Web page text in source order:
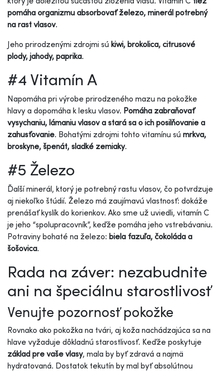
pomáha organizmu absorbovať železo, minerál potrebný
na rast vlasov.
Jeho prirodzenými zdrojmi sú kiwi, brokolica, citrusové
plody, jahody, paprika.
#4 Vitamín A
Napomáha pri výrobe prirodzeného mazu na pokožke
hlavy a dopomáha k lesku vlasov. Pomáha zabraňovať
vysychaniu, lámaniu vlasov a stará sa o ich posilňovanie a
zahusťovanie. Bohatými zdrojmi tohto vitamínu sú mrkva,
broskyne, špenát, sladké zemiaky.
#5 Železo
Ďalší minerál, ktorý je potrebný rastu vlasov, čo potvrdzuje
aj niekoľko štúdií. Železo má zaujímavú vlastnosť: dokáže
prenášať kyslík do korienkov. Ako sme už uviedli, vitamín C
je jeho “spolupracovník”, keďže pomáha jeho vstrebávaniu.
Potraviny bohaté na železo: biela fazuľa, čokoláda a
šošovica.
Rada na záver: nezabudnite
ani na špeciálnu starostlivosť
Venujte pozornosť pokožke
Rovnako ako pokožka na tvári, aj koža nachádzajúca sa na
hlave vyžaduje dôkladnú starostlivosť. Keďže poskytuje
základ pre vaše vlasy, mala by byť zdravá a najmä
hydratovaná. Dostatok tekutín by mal byť absolútnou